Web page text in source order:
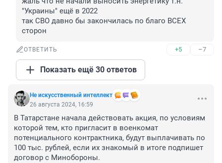
"Украины" ещё в 2022
так СВО давно бы закончилась по благо ВСЕХ
сторон
ОТВЕТИТЬ +5 –7
Показать ещё 30 ответов
Не искусственный интеллект
26 августа 2024, 16:59
В Татарстане начала действовать акция, по условиям
которой тем, кто пригласит в военкомат
потенциального контрактника, будут выплачивать по
100 тыс. рублей, если их знакомый в итоге подпишет
договор с Минобороны.